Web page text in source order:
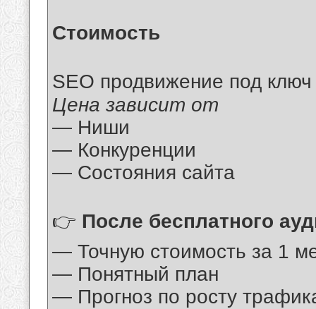
Стоимость
SEO продвижение под
Цена зависит от
— Ниши
— Конкуренции
— Состояния сайта
👉 После бесплатного
— Точную стоимость за 1
— Понятный план
— Прогноз по росту